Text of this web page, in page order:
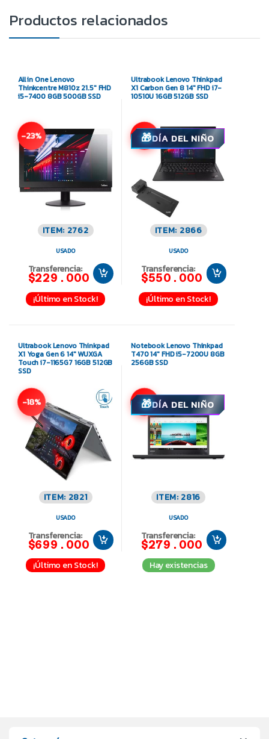
Productos relacionados
All in One Lenovo
Thinkcentre M810z 21.5″ FHD
i5-7400 8GB 500GB SSD
-23%
ITEM: 2762
USADO
Transferencia:
$229.000
¡Último en Stock!
Ultrabook Lenovo Thinkpad
X1 Carbon Gen 8 14″ FHD i7-
10510U 16GB 512GB SSD
-8%DÍA DEL NIÑO
ITEM: 2866
USADO
Transferencia:
$550.000
¡Último en Stock!
Ultrabook Lenovo Thinkpad
X1 Yoga Gen 6 14″ WUXGA
Touch i7-1165G7 16GB 512GB
SSD
-18%
ITEM: 2821
USADO
Transferencia:
$699.000
¡Último en Stock!
Notebook Lenovo Thinkpad
T470 14″ FHD i5-7200U 8GB
256GB SSD
-11%DÍA DEL NIÑO
ITEM: 2816
USADO
Transferencia:
$279.000
Hay existencias